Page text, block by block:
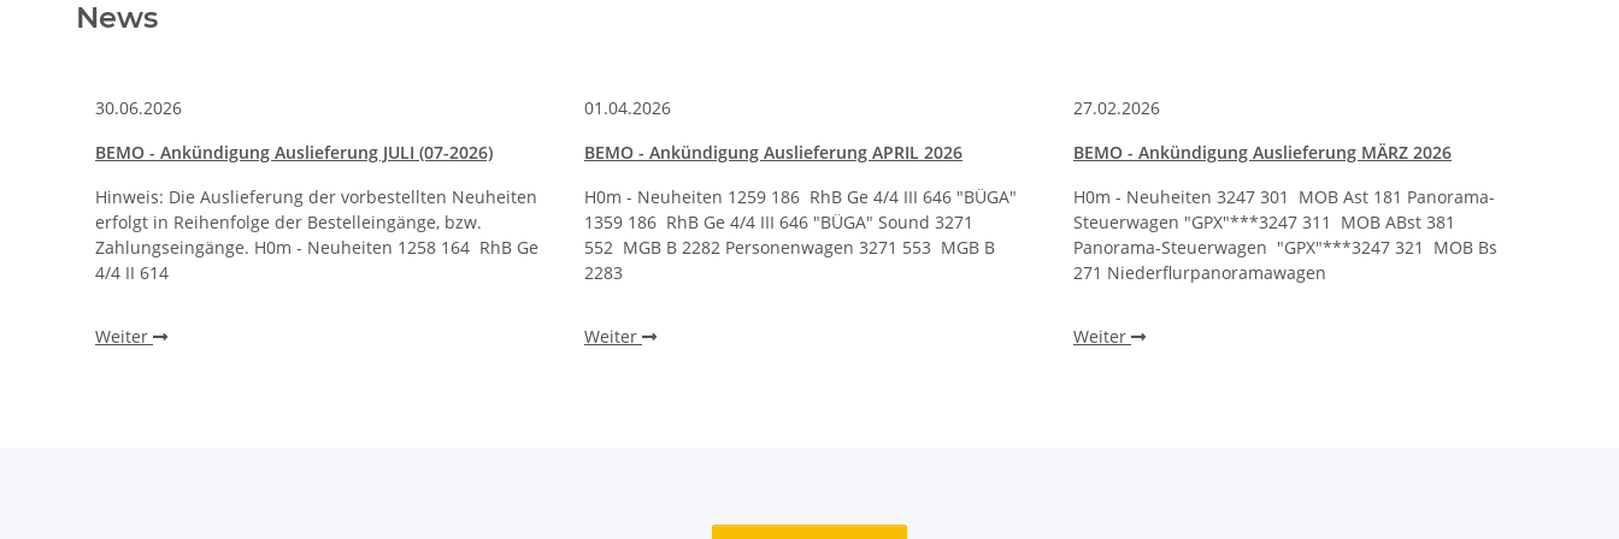
News
30.06.2026
BEMO - Ankündigung Auslieferung JULI (07-2026)
Hinweis: Die Auslieferung der vorbestellten Neuheiten
erfolgt in Reihenfolge der Bestelleingänge, bzw.
Zahlungseingänge. H0m - Neuheiten 1258 164 RhB Ge
4/4 II 614
Weiter
01.04.2026
BEMO - Ankündigung Auslieferung APRIL 2026
H0m - Neuheiten 1259 186 RhB Ge 4/4 III 646 "BÜGA"
1359 186 RhB Ge 4/4 III 646 "BÜGA" Sound 3271
552 MGB B 2282 Personenwagen 3271 553 MGB B
2283
Weiter
27.02.2026
BEMO - Ankündigung Auslieferung MÄRZ 2026
H0m - Neuheiten 3247 301 MOB Ast 181 Panorama-
Steuerwagen "GPX"***3247 311 MOB ABst 381
Panorama-Steuerwagen "GPX"***3247 321 MOB Bs
271 Niederflurpanoramawagen
Weiter